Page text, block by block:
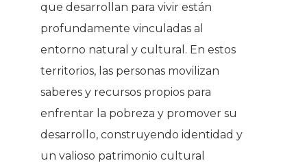
que desarrollan para vivir están
profundamente vinculadas al
entorno natural y cultural. En estos
territorios, las personas movilizan
saberes y recursos propios para
enfrentar la pobreza y promover su
desarrollo, construyendo identidad y
un valioso patrimonio cultural